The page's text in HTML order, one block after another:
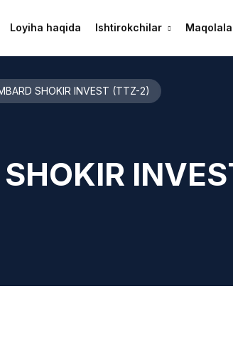
Loyiha haqida Ishtirokchilar
SHOKIR INVEST (TTZ-2)